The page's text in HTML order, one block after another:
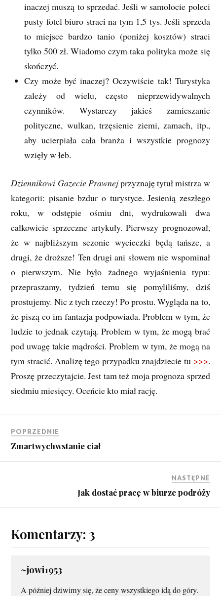
inaczej muszą to sprzedać. Jeśli w samolocie poleci
pusty fotel biuro straci na tym 1,5 tys. Jeśli sprzeda
to miejsce bardzo tanio (poniżej kosztów) straci
tylko 500 zł. Wiadomo czym taka polityka może się
skończyć.
Czy może być inaczej? Oczywiście tak! Turystyka
zależy od wielu, często nieprzewidywalnych
czynników. Wystarczy jakieś zamieszanie
polityczne, wulkan, trzęsienie ziemi, zamach, itp.,
aby ucierpiała cała branża i wszystkie prognozy
wzięły w łeb.
Dziennikowi Gazecie Prawnejprzyznaję tytuł mistrza w
kategorii: pisanie bzdur o turystyce. Jesienią zeszłego
roku, w odstępie ośmiu dni, wydrukowali dwa
całkowicie sprzeczne artykuły. Pierwszy prognozował,
że w najbliższym sezonie wycieczki będą tańsze, a
drugi, że droższe! Ten drugi ani słowem nie wspominał
o pierwszym. Nie było żadnego wyjaśnienia typu:
przepraszamy, tydzień temu się pomyliliśmy, dziś
prostujemy. Nic z tych rzeczy! Po prostu. Wygląda na to,
że piszą co im fantazja podpowiada. Problem w tym, że
ludzie to jednak czytają. Problem w tym, że mogą brać
pod uwagę takie mądrości. Problem w tym, że mogą na
tym stracić. Analizę tego przypadku znajdziecie tu >>>.
Proszę przeczytajcie. Jest tam też moja prognoza sprzed
siedmiu miesięcy. Oceńcie kto miał rację.
POPRZEDNIE
Zmartwychwstanie ciał
NASTĘPNE
Jak dostać pracę w biurze podróży
Komentarzy: 3
~jowi1953
A później dziwimy się, że ceny wszystkiego idą do góry.